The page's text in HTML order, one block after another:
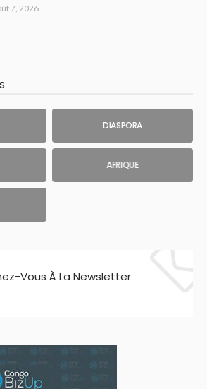
7, 2026
DIASPORA
AFRIQUE
Vous À La Newsletter